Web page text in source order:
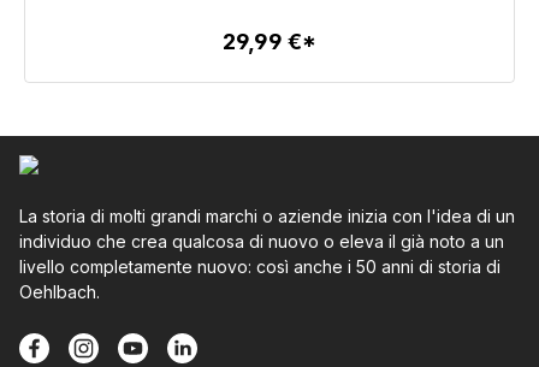
Dettagli
29,99 €*
La storia di molti grandi marchi o aziende inizia con l'idea di un
individuo che crea qualcosa di nuovo o eleva il già noto a un
livello completamente nuovo: così anche i 50 anni di storia di
Oehlbach.